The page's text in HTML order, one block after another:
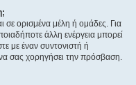
σε ορισμένα μέλη ή ομάδες. Για
άλλη ενέργεια μπορεί
με έναν συντονιστή ή
σας χορηγήσει την πρόσβαση.